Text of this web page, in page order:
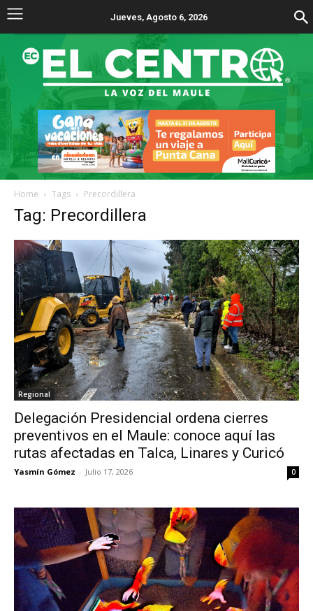
Jueves, Agosto 6, 2026
Home Tags Precordillera
Tag: Precordillera
Regional
Delegación Presidencial ordena cierres
preventivos en el Maule: conoce aquí las
rutas afectadas en Talca, Linares y Curicó
Yasmín Gómez - Julio 17, 2026 0